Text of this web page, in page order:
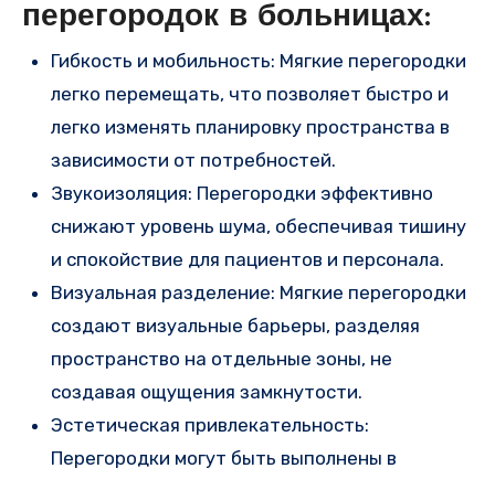
перегородок в больницах:
Гибкость и мобильность: Мягкие перегородки
легко перемещать, что позволяет быстро и
легко изменять планировку пространства в
зависимости от потребностей.
Звукоизоляция: Перегородки эффективно
снижают уровень шума, обеспечивая тишину
и спокойствие для пациентов и персонала.
Визуальная разделение: Мягкие перегородки
создают визуальные барьеры, разделяя
пространство на отдельные зоны, не
создавая ощущения замкнутости.
Эстетическая привлекательность:
Перегородки могут быть выполнены в